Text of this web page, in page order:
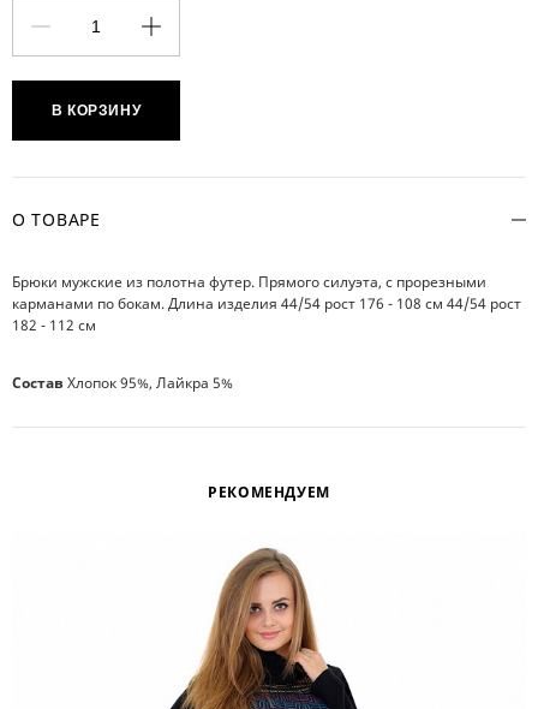
В КОРЗИНУ
О ТОВАРЕ
Брюки мужские из полотна футер. Прямого силуэта, с прорезными
карманами по бокам. Длина изделия 44/54 рост 176 - 108 см 44/54 рост
182 - 112 см
Состав Хлопок 95%, Лайкра 5%
РЕКОМЕНДУЕМ